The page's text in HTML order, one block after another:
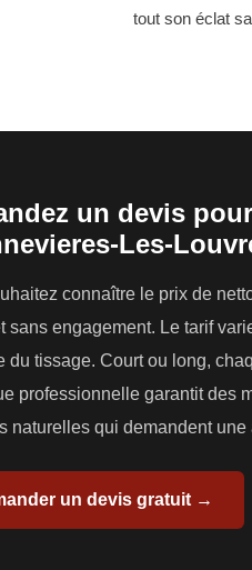
tout son éclat
un devis
Les-
connaître le prix de
sans engagement. Le tarif
du tissage. Court ou long,
professionnelle garantit des
naturelles qui demandent
un devis gratuit →